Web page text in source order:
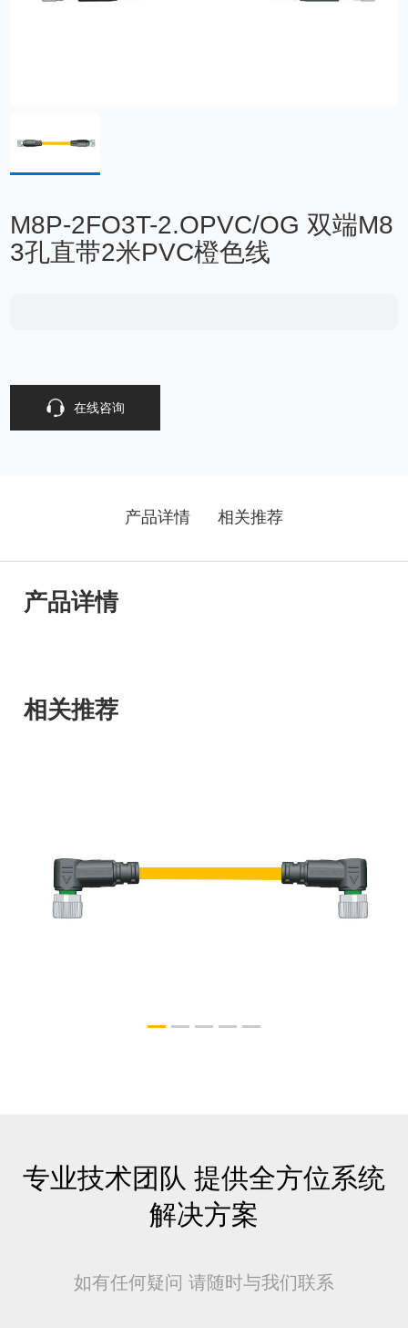
M8P-2FO3T-2.OPVC/OG 双端M8
3孔直带2米PVC橙色线
在线咨询
产品详情 相关推荐
产品详情
相关推荐
专业技术团队 提供全方位系统
解决方案
如有任何疑问 请随时与我们联系